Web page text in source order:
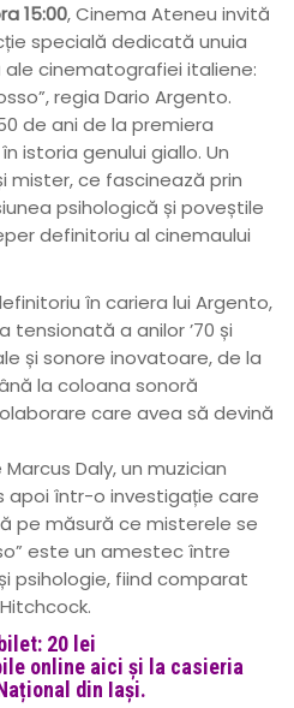
15:00, Cinema Ateneu invită
specială dedicată unuia
cinematografiei italiene:
regia Dario Argento.
de ani de la premiera
istoria genului giallo. Un
mister, ce fascinează prin
psihologică și poveștile
definitoriu al cinemaului
în cariera lui Argento,
tensionată a anilor ’70 și
și sonore inovatoare, de la
la coloana sonoră
care avea să devină
Daly, un muzician
apoi într-o investigație care
pe măsură ce misterele se
este un amestec între
psihologie, fiind comparat
20 lei
online aici și la casieria
din Iași.